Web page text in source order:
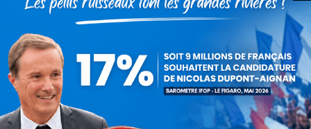
ne disparaissent pas devant les attaques plus ou
moins justifiées dont ils sont l’objet au sein des élites,
ils doivent être réformés de fond en comble en
mettant fin au culte du chiffre et à la fuite en avant
démagogique qui les dévalorise au détriment de ceux
qui les obtiennent. Les examens doivent comporter
une part plus grande de contrôle continu lequel
reflète davantage un niveau d’ensemble lorsqu’il est